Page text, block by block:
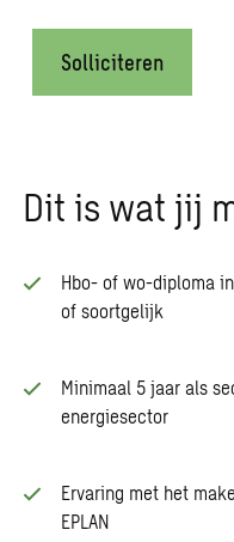
Solliciteren
Dit is wat jij
Hbo- of wo-diploma
of soortgelijk
Minimaal 5 jaar als
energiesector
Ervaring met het
EPLAN